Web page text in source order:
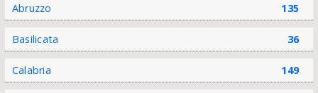
Abruzzo 135
Basilicata 36
Calabria 149